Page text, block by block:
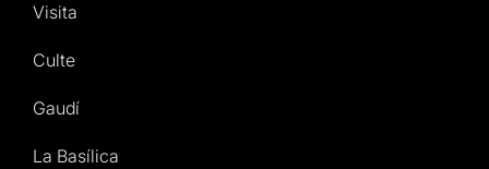
Visita
Culte
Gaudí
La Basílica